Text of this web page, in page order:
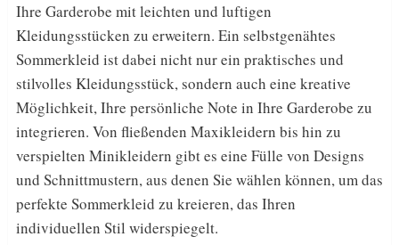
Ihre Garderobe mit leichten und luftigen
Kleidungsstücken zu erweitern. Ein selbstgenähtes
Sommerkleid ist dabei nicht nur ein praktisches und
stilvolles Kleidungsstück, sondern auch eine kreative
Möglichkeit, Ihre persönliche Note in Ihre Garderobe zu
integrieren. Von fließenden Maxikleidern bis hin zu
verspielten Minikleidern gibt es eine Fülle von Designs
und Schnittmustern, aus denen Sie wählen können, um das
perfekte Sommerkleid zu kreieren, das Ihren
individuellen Stil widerspiegelt.